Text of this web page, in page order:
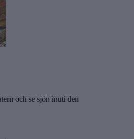
och se sjön inuti den